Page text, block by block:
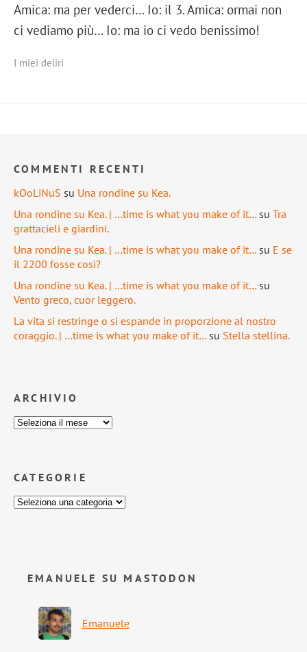
Amica: ma per vederci… Io: il 3. Amica: ormai non
ci vediamo più… Io: ma io ci vedo benissimo!
I miei deliri
COMMENTI RECENTI
kOoLiNuS su Una rondine su Kea.
Una rondine su Kea. | …time is what you make of it… su Tra
grattacieli e giardini.
Una rondine su Kea. | …time is what you make of it… su E se
il 2200 fosse così?
Una rondine su Kea. | …time is what you make of it… su
Vento greco, cuor leggero.
La vita si restringe o si espande in proporzione al nostro
coraggio. | …time is what you make of it… su Stella stellina.
ARCHIVIO
CATEGORIE
EMANUELE SU MASTODON
Emanuele